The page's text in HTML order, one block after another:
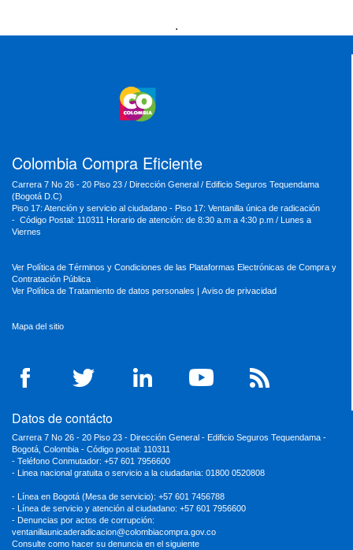
MinRelaciones
MinHacienda
.
Colombia Compra Eficiente
Carrera 7 No 26 - 20 Piso 23 / Dirección General / Edificio Seguros Tequendama
(Bogotá D.C)
Piso 17: Atención y servicio al ciudadano - Piso 17: Ventanilla única de radicación
- Código Postal: 110311 Horario de atención: de 8:30 a.m a 4:30 p.m / Lunes a
Viernes
Ver Política de Términos y Condiciones de las Plataformas Electrónicas de Compra y
Contratación Pública
Ver Política de Tratamiento de datos personales | Aviso de privacidad
Mapa del sitio
Datos de contácto
Carrera 7 No 26 - 20 Piso 23 - Dirección General - Edificio Seguros Tequendama -
Bogotá, Colombia - Código postal: 110311
- Teléfono Conmutador: +57 601 7956600
- Linea nacional gratuita o servicio a la ciudadania: 01800 0520808
- Línea en Bogotá (Mesa de servicio): +57 601 7456788
- Línea de servicio y atención al ciudadano: +57 601 7956600
- Denuncias por actos de corrupción:
ventanillaunicaderadicacion@colombiacompra.gov.co
Consulte como hacer su denuncia en el siguiente